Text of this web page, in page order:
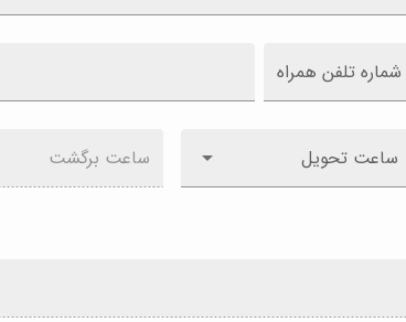
شماره تلفن همراه
ساعت تحویل ساعت برگشت